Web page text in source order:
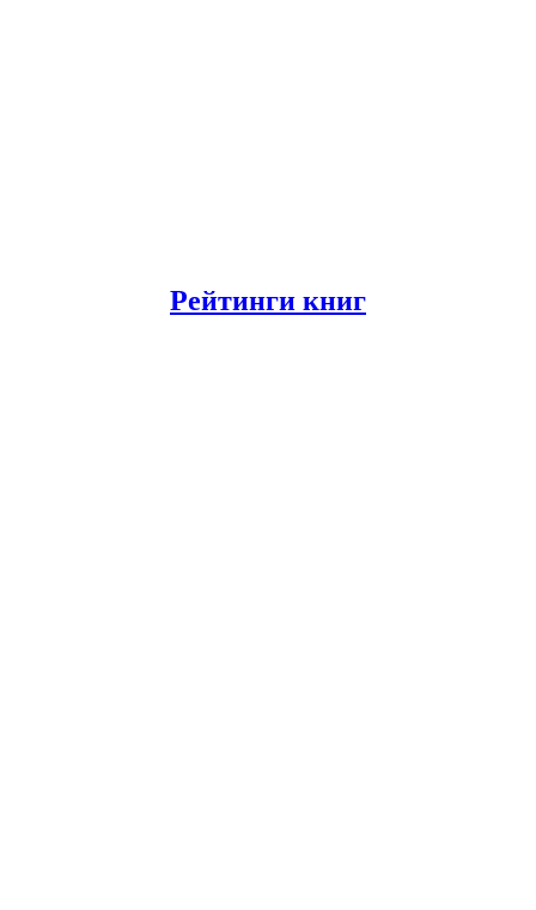
Рейтинги книг